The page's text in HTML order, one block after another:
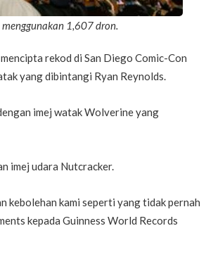
1,607 dron.
rekod di San Diego Comic-Con
yang dibintangi Ryan Reynolds.
imej watak Wolverine yang
imej udara Nutcracker.
kebolehan kami seperti yang tidak pernah
kepada Guinness World Records